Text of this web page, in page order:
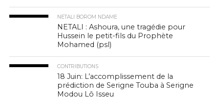
NETALI BOROM NDAME
NETALI : Ashoura, une tragédie pour
Hussein le petit-fils du Prophète
Mohamed (psl)
CONTRIBUTIONS
18 Juin: L’accomplissement de la
prédiction de Serigne Touba à Serigne
Modou Lô Isseu